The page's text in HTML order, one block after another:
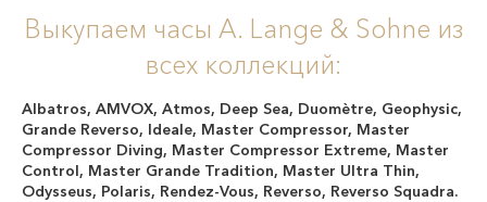
Выкупаем часы A. Lange & Sohne из
всех коллекций:
Albatros, AMVOX, Atmos, Deep Sea, Duomètre, Geophysic,
Grande Reverso, Ideale, Master Compressor, Master
Compressor Diving, Master Compressor Extreme, Master
Control, Master Grande Tradition, Master Ultra Thin,
Odysseus, Polaris, Rendez-Vous, Reverso, Reverso Squadra.